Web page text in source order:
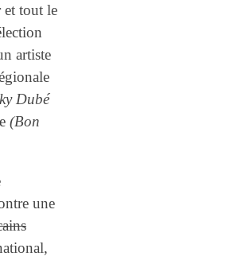
et tout le
artiste
Dubé
(Bon
une